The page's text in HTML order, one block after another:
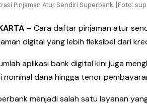
Pinjaman Atur Sendiri Superbank. [Foto:
– Cara daftar pinjaman atur
digital yang lebih fleksibel dari
aplikasi bank digital kini juga
nominal dana hingga tenor
menjadi salah satu layanan